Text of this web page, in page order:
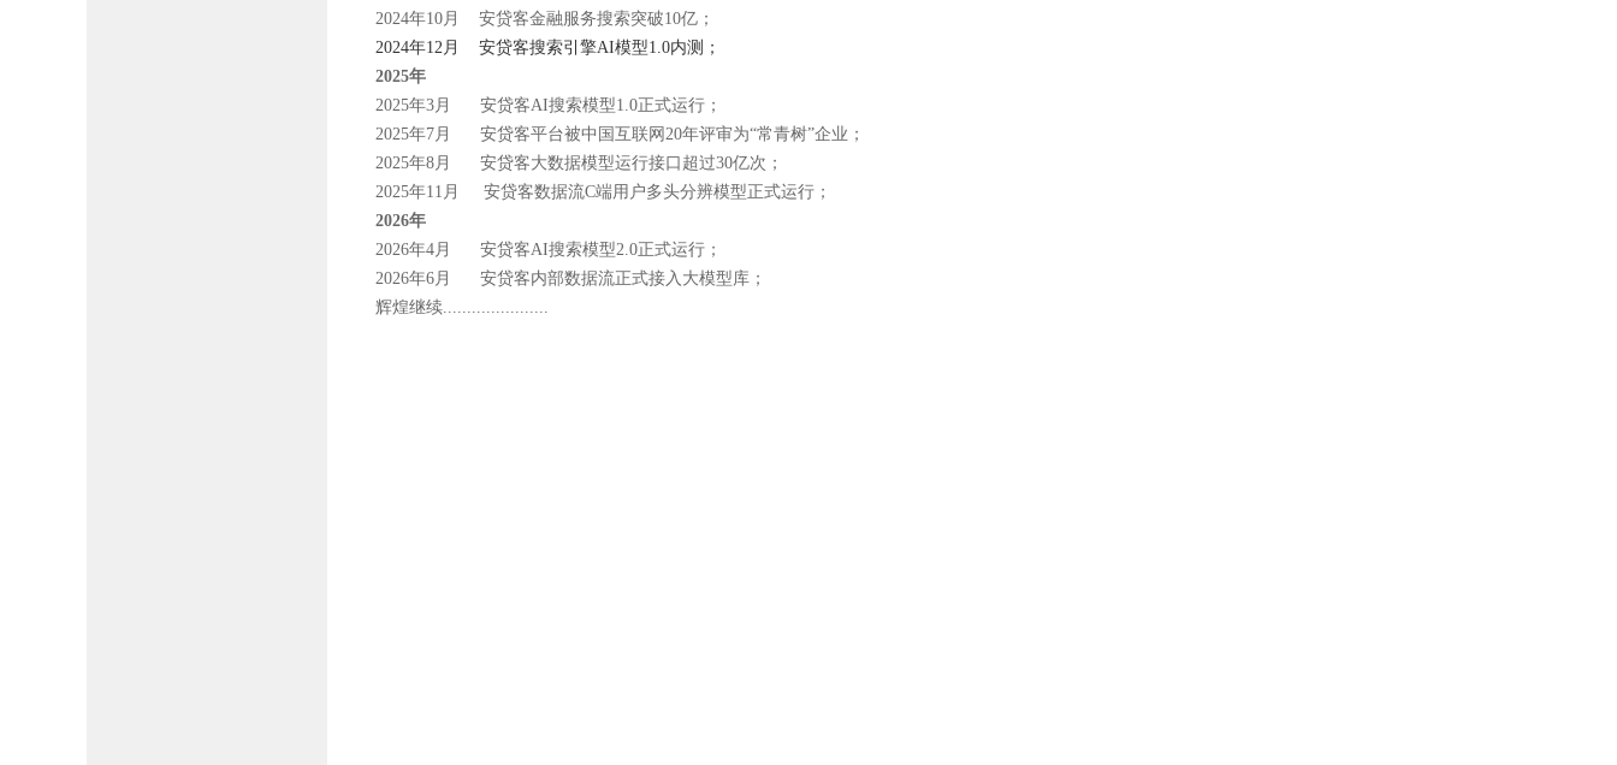
2024年10月 安贷客金融服务搜索突破10亿；
2024年12月 安贷客搜索引擎AI模型1.0内测；
2025年
2025年3月 安贷客AI搜索模型1.0正式运行；
2025年7月 安贷客平台被中国互联网20年评审为“常青树”企业；
2025年8月 安贷客大数据模型运行接口超过30亿次；
2025年11月 安贷客数据流C端用户多头分辨模型正式运行；
2026年
2026年4月 安贷客AI搜索模型2.0正式运行；
2026年6月 安贷客内部数据流正式接入大模型库；
辉煌继续......................